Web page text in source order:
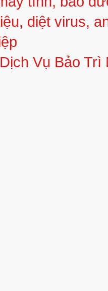
Dịch Vụ Bảo Trì